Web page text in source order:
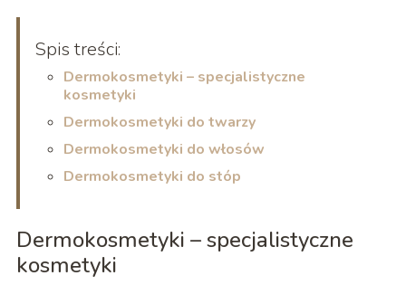
Spis treści:
Dermokosmetyki – specjalistyczne
kosmetyki
Dermokosmetyki do twarzy
Dermokosmetyki do włosów
Dermokosmetyki do stóp
Dermokosmetyki – specjalistyczne
kosmetyki